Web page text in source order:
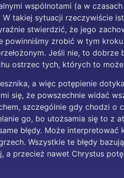
wspólnotami (a w
takiej sytuacji rzeczywiście
stwierdzić, że jego
powinniśmy zrobić w tym
Jeśli nie, to dobrze
ostrzec tych, których to
a więc potępienie
się, że powszechnie widać
szczególnie gdy chodzi o
go, bo utożsamia się to z
błędy. Może
Wszystkie te błędy
przecież nawet Chrystus